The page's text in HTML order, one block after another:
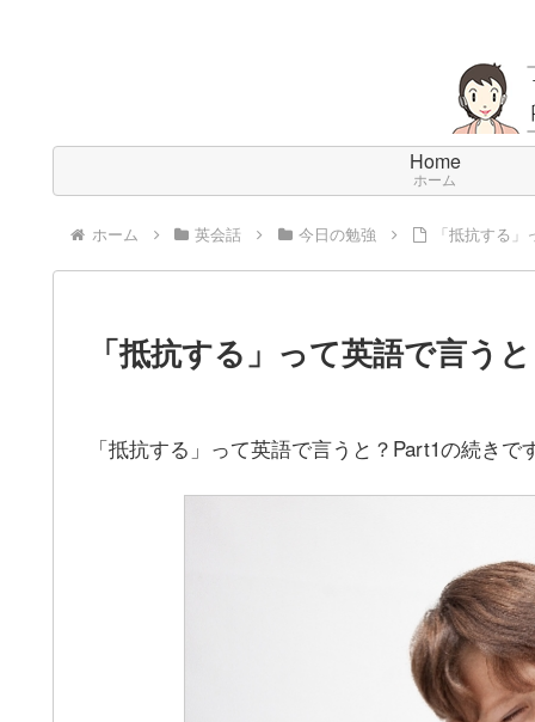
Home
ホーム
ホーム 英会話 今日の勉強 「抵抗する
「抵抗する」って英語で言う
「抵抗する」って英語で言うと？Part1の続きで